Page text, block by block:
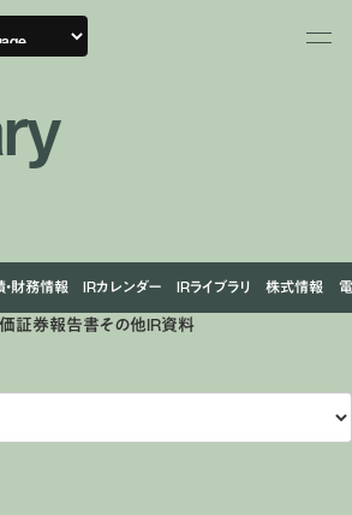
財務情報 IRカレンダー IRライブラリ 株式情報
証券報告書その他IR資料